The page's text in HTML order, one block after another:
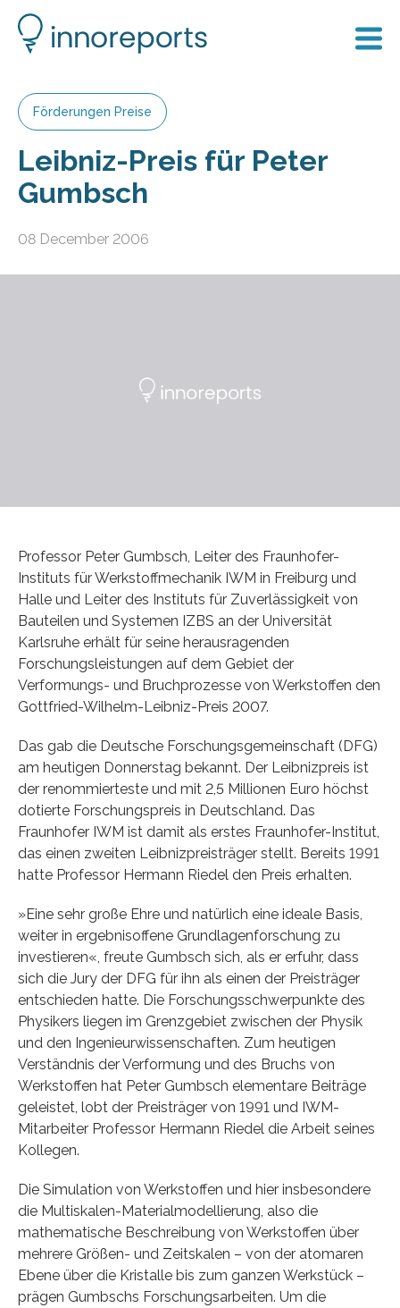
Förderungen Preise
Leibniz-Preis für Peter
Gumbsch
08 December 2006
Professor Peter Gumbsch, Leiter des Fraunhofer-
Instituts für Werkstoffmechanik IWM in Freiburg und
Halle und Leiter des Instituts für Zuverlässigkeit von
Bauteilen und Systemen IZBS an der Universität
Karlsruhe erhält für seine herausragenden
Forschungsleistungen auf dem Gebiet der
Verformungs- und Bruchprozesse von Werkstoffen den
Gottfried-Wilhelm-Leibniz-Preis 2007.
Das gab die Deutsche Forschungsgemeinschaft (DFG)
am heutigen Donnerstag bekannt. Der Leibnizpreis ist
der renommierteste und mit 2,5 Millionen Euro höchst
dotierte Forschungspreis in Deutschland. Das
Fraunhofer IWM ist damit als erstes Fraunhofer-Institut,
das einen zweiten Leibnizpreisträger stellt. Bereits 1991
hatte Professor Hermann Riedel den Preis erhalten.
»Eine sehr große Ehre und natürlich eine ideale Basis,
weiter in ergebnisoffene Grundlagenforschung zu
investieren«, freute Gumbsch sich, als er erfuhr, dass
sich die Jury der DFG für ihn als einen der Preisträger
entschieden hatte. Die Forschungsschwerpunkte des
Physikers liegen im Grenzgebiet zwischen der Physik
und den Ingenieurwissenschaften. Zum heutigen
Verständnis der Verformung und des Bruchs von
Werkstoffen hat Peter Gumbsch elementare Beiträge
geleistet, lobt der Preisträger von 1991 und IWM-
Mitarbeiter Professor Hermann Riedel die Arbeit seines
Kollegen.
Die Simulation von Werkstoffen und hier insbesondere
die Multiskalen-Materialmodellierung, also die
mathematische Beschreibung von Werkstoffen über
mehrere Größen- und Zeitskalen – von der atomaren
Ebene über die Kristalle bis zum ganzen Werkstück –
prägen Gumbschs Forschungsarbeiten. Um die